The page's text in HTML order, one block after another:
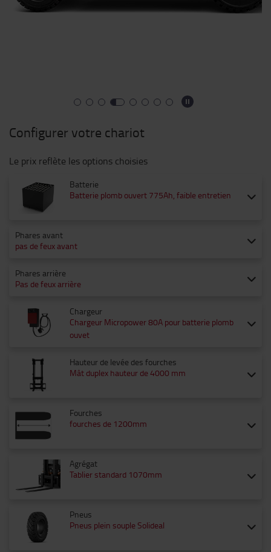
Configurer votre chariot
Le prix reflète les options choisies
Batterie
Batterie plomb ouvert 775Ah, faible entretien
Phares avant
pas de feux avant
Phares arrière
Pas de feux arrière
Chargeur
Chargeur Micropower 80A pour batterie plomb
ouvet
Hauteur de levée des fourches
Mât duplex hauteur de 4000 mm
Fourches
fourches de 1200mm
Agrégat
Tablier standard 1070mm
Pneus
Pneus plein souple Solideal